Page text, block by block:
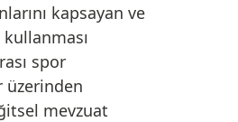
kapsayan ve
spor
üzerinden
mevzuat